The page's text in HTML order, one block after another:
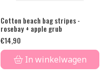
Cotton beach bag stripes -
rosebay + apple grub
€14,90
In winkelwagen